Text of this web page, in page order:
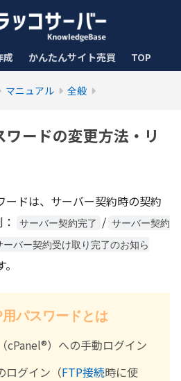
成 かんたんサイト売買 TOP
マニュアル 全般
ードの変更方法・リ
ードは、サーバー契約時の契約
サーバー契約完了 / サーバー契約
ーバー契約受け取り完了のお知ら
パスワードとは
cPanel®）への手動ログイン
ログイン（FTP接続時に使